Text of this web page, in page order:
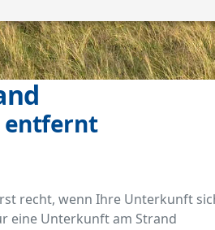
entfernt
recht, wenn Ihre Unterkunft
eine Unterkunft am Strand